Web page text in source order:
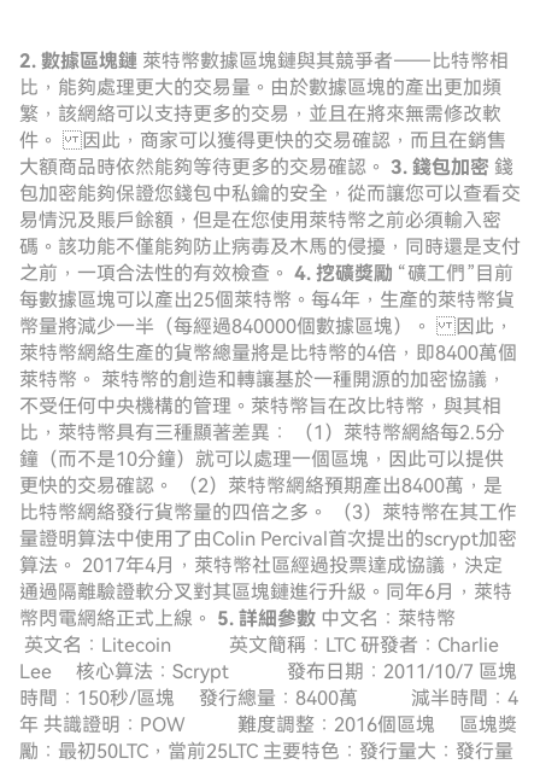
2. 數據區塊鏈 萊特幣數據區塊鏈與其競爭者——比特幣相
比，能夠處理更大的交易量。由於數據區塊的產出更加頻
繁，該網絡可以支持更多的交易，並且在將來無需修改軟
件。 因此，商家可以獲得更快的交易確認，而且在銷售
大額商品時依然能夠等待更多的交易確認。 3. 錢包加密 錢
包加密能夠保證您錢包中私鑰的安全，從而讓您可以查看交
易情況及賬戶餘額，但是在您使用萊特幣之前必須輸入密
碼。該功能不僅能夠防止病毒及木馬的侵擾，同時還是支付
之前，一項合法性的有效檢查。 4. 挖礦獎勵 “礦工們”目前
每數據區塊可以產出25個萊特幣。每4年，生產的萊特幣貨
幣量將減少一半（每經過840000個數據區塊）。 因此，
萊特幣網絡生產的貨幣總量將是比特幣的4倍，即8400萬個
萊特幣。 萊特幣的創造和轉讓基於一種開源的加密協議，
不受任何中央機構的管理。萊特幣旨在改比特幣，與其相
比，萊特幣具有三種顯著差異： （1）萊特幣網絡每2.5分
鐘（而不是10分鐘）就可以處理一個區塊，因此可以提供
更快的交易確認。 （2）萊特幣網絡預期產出8400萬，是
比特幣網絡發行貨幣量的四倍之多。 （3）萊特幣在其工作
量證明算法中使用了由Colin Percival首次提出的scrypt加密
算法。 2017年4月，萊特幣社區經過投票達成協議，決定
通過隔離驗證軟分叉對其區塊鏈進行升級。同年6月，萊特
幣閃電網絡正式上線。 5. 詳細參數 中文名：萊特幣
英文名：Litecoin 英文簡稱：LTC 研發者：Charlie
Lee 核心算法：Scrypt 發布日期：2011/10/7 區塊
時間：150秒/區塊 發行總量：8400萬 減半時間：4
年 共識證明：POW 難度調整：2016個區塊 區塊獎
勵：最初50LTC，當前25LTC 主要特色：發行量大：發行量